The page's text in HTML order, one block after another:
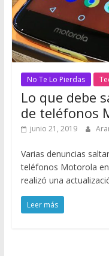
No Te Lo Pierdas
Lo que debe
de teléfonos
junio 21, 2019
Varias denuncias
teléfonos Motorola en
realizó una
Leer más